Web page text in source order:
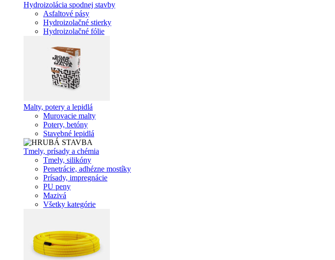
Hydroizolácia spodnej stavby
Asfaltové pásy
Hydroizolačné stierky
Hydroizolačné fólie
Malty, potery a lepidlá
Murovacie malty
Potery, betóny
Stavebné lepidlá
Tmely, prísady a chémia
Tmely, silikóny
Penetrácie, adhézne mostíky
Prísady, impregnácie
PU peny
Mazivá
Všetky kategórie